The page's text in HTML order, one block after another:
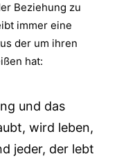
Beziehung zu
immer eine
der um ihren
hat:
und das
wird leben,
jeder, der lebt